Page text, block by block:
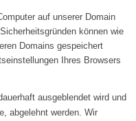
auf unserer Domain
können wie
Domains gespeichert
Ihres Browsers
ausgeblendet wird und
abgelehnt werden. Wir